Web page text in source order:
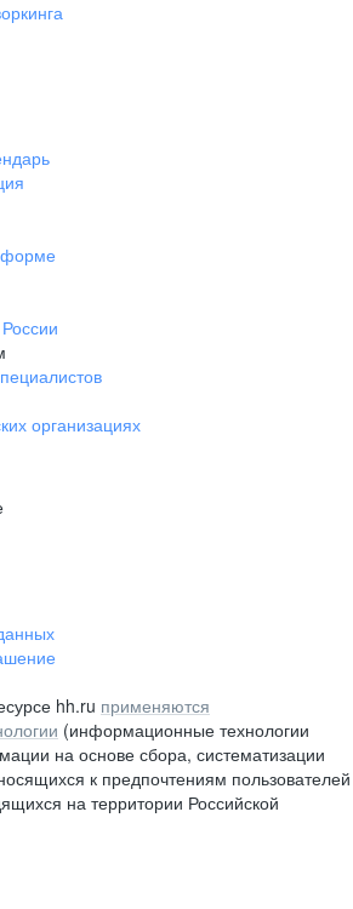
форме
организациях
hh.ru применяются
(информационные технологии
на основе сбора, систематизации
к предпочтениям пользователей
на территории Российской